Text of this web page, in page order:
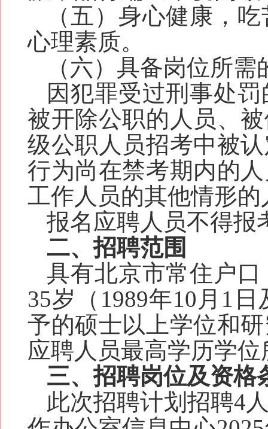
（五）身心健康，
心理素质。
（六）具备岗位所
因犯罪受过刑事处
被开除公职的人员、
级公职人员招考中被
行为尚在禁考期内的
工作人员的其他情形
报名应聘人员不得报
二、招聘范围
具有北京市常住户
35岁（ 1989年10 月 1
予的硕士以上学位和
应聘人员最高学历学
三、招聘岗位及资格
此次招聘计划招聘4